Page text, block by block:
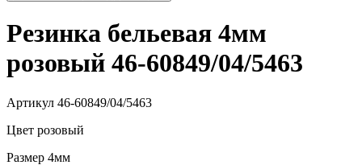
Резинка бельевая 4мм
розовый 46-60849/04/5463
Артикул 46-60849/04/5463
Цвет розовый
Размер 4мм